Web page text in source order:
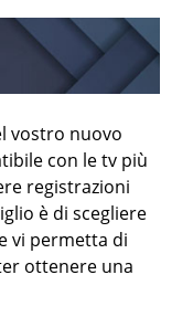
vostro nuovo
con le tv più
registrazioni
è di scegliere
vi permetta di
ottenere una